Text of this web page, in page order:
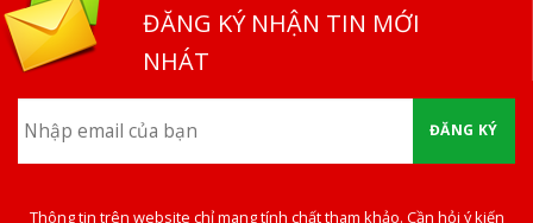
ĐĂNG KÝ NHẬN TIN MỚI
NHÁT
ĐĂNG KÝ
Thông tin trên website chỉ mang tính chất tham khảo. Cần hỏi ý kiến